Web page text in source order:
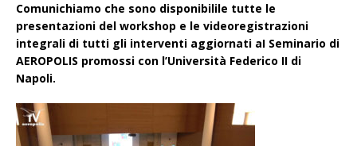
Comunichiamo che sono disponibilile tutte le
presentazioni del workshop e le videoregistrazioni
integrali di tutti gli interventi aggiornati aI Seminario di
AEROPOLIS promossi con l’Università Federico II di
Napoli.